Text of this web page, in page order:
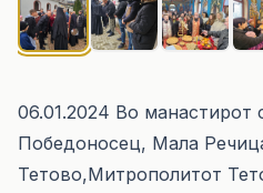
06.01.2024 Во манастирот
Победоносец, Мала
Тетово,Митрополитот